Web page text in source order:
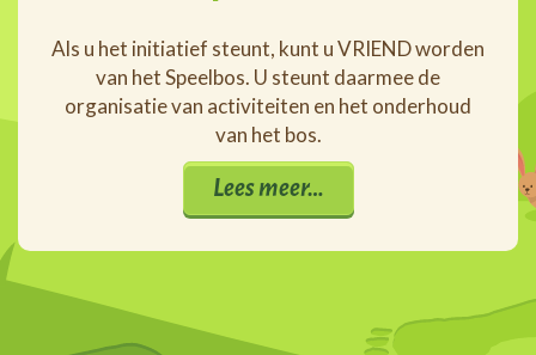
Als u het initiatief steunt, kunt u VRIEND worden
van het Speelbos. U steunt daarmee de
organisatie van activiteiten en het onderhoud
van het bos.
Lees meer…